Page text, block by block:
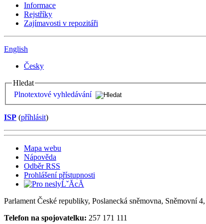
Informace
Rejstříky
Zajímavosti v repozitáři
English
Česky
Hledat
Plnotextové vyhledávání
ISP (příhlásit)
Mapa webu
Nápověda
Odběr RSS
Prohlášení přístupnosti
Parlament České republiky, Poslanecká sněmovna, Sněmovní
Telefon na spojovatelku: 257 171 111